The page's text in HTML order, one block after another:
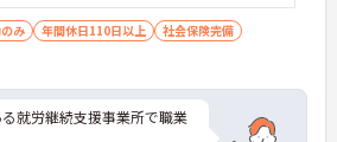
み 年間休日110日以上
社会保険完備
就労継続支援事業所で職業